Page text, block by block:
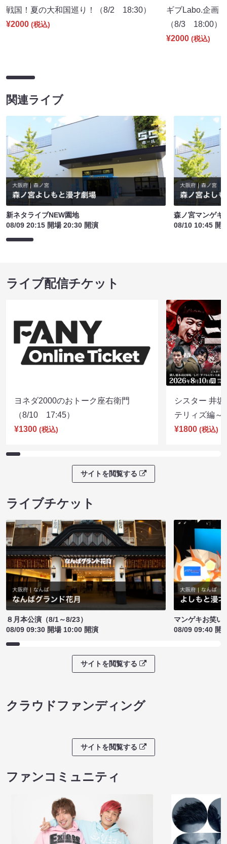
戦国！夏の大和国巡り！（8/2 18:30）
¥2000 (税込)
ギブLabo.企画
（8/3 18:00）
¥2000 (税込)
関連ライブ
新ネタライブNEW園地
08/09 20:15 開場 20:30 開演
森ノ宮マンゲキ
08/10 10:45 開
ライブ配信チケット
ヨネダ2000のおトーク座右衛門
（8/10 17:45）
¥1300 (税込)
シスター 井
テリィズ編
¥1800 (税込)
サイトを閲覧する
ライブチケット
８月本公演（8/1～8/23）
08/09 09:30 開場 10:00 開演
マンゲキお笑い
08/09 09:40 開
サイトを閲覧する
クラウドファンディング
サイトを閲覧する
ファンコミュニティ